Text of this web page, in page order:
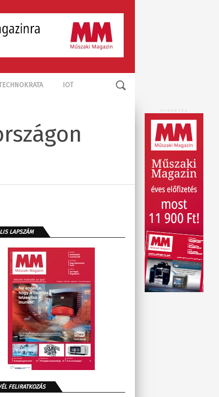
IOT
HIRDETÉS
LAPSZÁM
FELIRATKOZÁS